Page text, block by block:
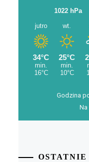
Godzina
Na
OSTATNIE